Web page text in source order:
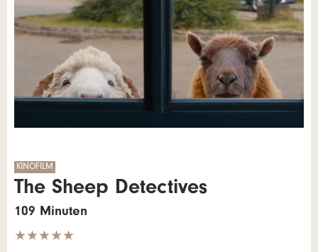
KINOFILM
The Sheep Detectives
109 Minuten
★★★★★